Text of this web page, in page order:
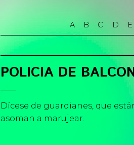
A B C D E
POLICIA DE
Dícese de guardianes, que
asoman a marujear.